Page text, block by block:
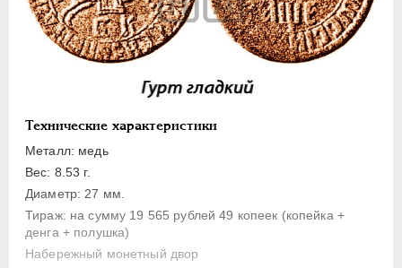
Технические характеристики
Металл: медь
Вес: 8.53 г.
Диаметр: 27 мм.
Тираж: на сумму 19 565 рублей 49 копеек (копейка +
денга + полушка)
Набережный монетный двор
Для Речи Посполитой
Монетовидные жетоны
ЕКАТЕРИНА I 1725-1727
1727-1729
АННА ИОАННОВНА
ИОАНН АНТОНОВИЧ
ЕЛИЗАВЕТА
ПЕТР III 1762-1762
ЕКАТЕРИНА II 1762-1796
ПАВЕЛ I
1796-1801